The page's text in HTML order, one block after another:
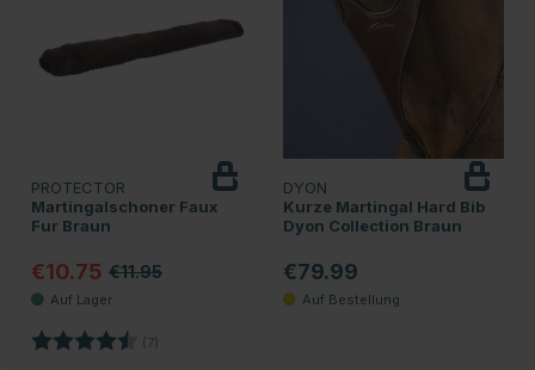
PROTECTOR
Martingalschoner Faux
Fur Braun
€10.75 €11.95
Bewertung: (7)
DYON
Kurze Martingal Hard Bib
Dyon Collection Braun
€79.99